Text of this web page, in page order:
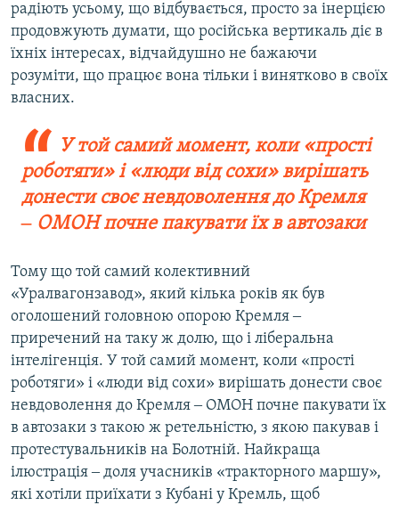
радіють усьому, що відбувається, просто за інерцією
продовжують думати, що російська вертикаль діє в
їхніх інтересах, відчайдушно не бажаючи
розуміти, що працює вона тільки і винятково в своїх
власних.
У той самий момент, коли «прості
роботяги» і «люди від сохи» вирішать
донести своє невдоволення до Кремля
‒ ОМОН почне пакувати їх в автозаки
Тому що той самий колективний
«Уралвагонзавод», який кілька років як був
оголошений головною опорою Кремля ‒
приречений на таку ж долю, що і ліберальна
інтелігенція. У той самий момент, коли «прості
роботяги» і «люди від сохи» вирішать донести своє
невдоволення до Кремля ‒ ОМОН почне пакувати їх
в автозаки з такою ж ретельністю, з якою пакував і
протестувальників на Болотній. Найкраща
ілюстрація ‒ доля учасників «тракторного маршу»,
які хотіли приїхати з Кубані у Кремль, щоб